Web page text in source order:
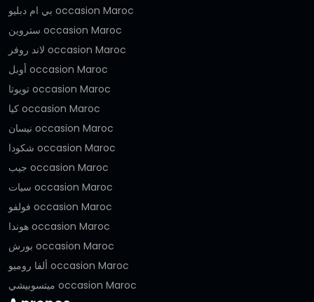
بي ام دبليو occasion Maroc
ستروين occasion Maroc
لاند روفر occasion Maroc
أوبل occasion Maroc
تويوتا occasion Maroc
كيا occasion Maroc
نيسان occasion Maroc
شكودا occasion Maroc
جيب occasion Maroc
سيات occasion Maroc
فولفو occasion Maroc
هوندا occasion Maroc
بورش occasion Maroc
ألفا روميو occasion Maroc
ميتسوبيشي occasion Maroc